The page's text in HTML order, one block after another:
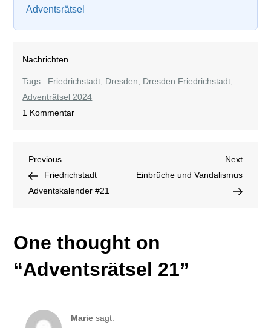
Adventsrätsel
Nachrichten
Tags : Friedrichstadt, Dresden, Dresden Friedrichstadt,
Adventrätsel 2024
1 Kommentarzu
Beitragsnavigation
Previous
Post
Previous
Friedrichstadt
Adventskalender #21
Next
Post
Next
Einbrüche und Vandalismus
One thought on
“Adventsrätsel 21”
Marie sagt: